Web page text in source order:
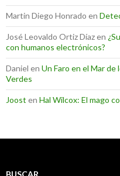
Martin Diego Honrado en
José Leovaldo Ortiz Díazen
con humanos electrónicos?
Daniel en Un Faro en el Mar de
Verdes
Joost en Hal Wilcox: El mago
BUSCAR